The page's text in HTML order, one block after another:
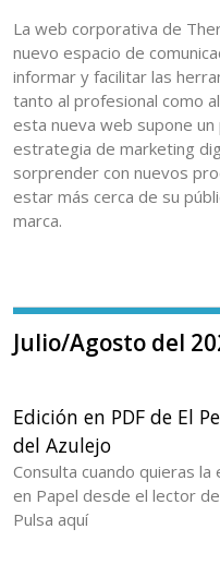
La web corporativa de
nuevo espacio de
informar y facilitar las
tanto al profesional como
esta nueva web supone un
estrategia de marketing
sorprender con nuevos
estar más cerca de su
marca.
Julio/Agosto del
Edición en PDF de El
del Azulejo
Consulta cuando quieras la
en Papel desde el lector
Pulsa aquí